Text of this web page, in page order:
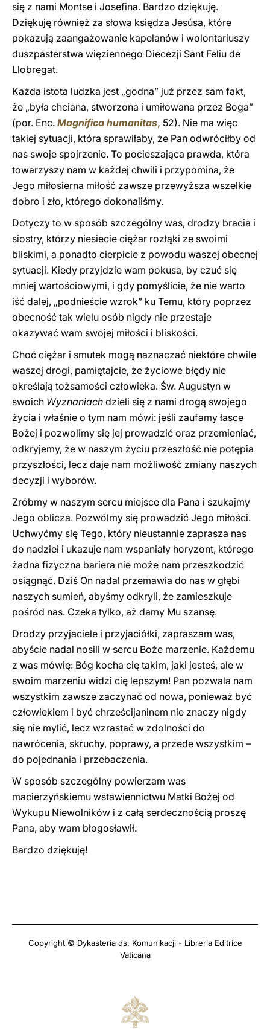
się z nami Montse i Josefina. Bardzo dziękuję.
Dziękuję również za słowa księdza Jesúsa, które
pokazują zaangażowanie kapelanów i wolontariuszy
duszpasterstwa więziennego Diecezji Sant Feliu de
Llobregat.
Każda istota ludzka jest „godna” już przez sam fakt,
że „była chciana, stworzona i umiłowana przez Boga”
(por. Enc. Magnifica humanitas, 52). Nie ma więc
takiej sytuacji, która sprawiłaby, że Pan odwróciłby od
nas swoje spojrzenie. To pocieszająca prawda, która
towarzyszy nam w każdej chwili i przypomina, że
Jego miłosierna miłość zawsze przewyższa wszelkie
dobro i zło, którego dokonaliśmy.
Dotyczy to w sposób szczególny was, drodzy bracia i
siostry, którzy niesiecie ciężar rozłąki ze swoimi
bliskimi, a ponadto cierpicie z powodu waszej obecnej
sytuacji. Kiedy przyjdzie wam pokusa, by czuć się
mniej wartościowymi, i gdy pomyślicie, że nie warto
iść dalej, „podnieście wzrok” ku Temu, który poprzez
obecność tak wielu osób nigdy nie przestaje
okazywać wam swojej miłości i bliskości.
Choć ciężar i smutek mogą naznaczać niektóre chwile
waszej drogi, pamiętajcie, że życiowe błędy nie
określają tożsamości człowieka. Św. Augustyn w
swoich Wyznaniach dzieli się z nami drogą swojego
życia i właśnie o tym nam mówi: jeśli zaufamy łasce
Bożej i pozwolimy się jej prowadzić oraz przemieniać,
odkryjemy, że w naszym życiu przeszłość nie potępia
przyszłości, lecz daje nam możliwość zmiany naszych
decyzji i wyborów.
Zróbmy w naszym sercu miejsce dla Pana i szukajmy
Jego oblicza. Pozwólmy się prowadzić Jego miłości.
Uchwyćmy się Tego, który nieustannie zaprasza nas
do nadziei i ukazuje nam wspaniały horyzont, którego
żadna fizyczna bariera nie może nam przeszkodzić
osiągnąć. Dziś On nadal przemawia do nas w głębi
naszych sumień, abyśmy odkryli, że zamieszkuje
pośród nas. Czeka tylko, aż damy Mu szansę.
Drodzy przyjaciele i przyjaciółki, zapraszam was,
abyście nadal nosili w sercu Boże marzenie. Każdemu
z was mówię: Bóg kocha cię takim, jaki jesteś, ale w
swoim marzeniu widzi cię lepszym! Pan pozwala nam
wszystkim zawsze zaczynać od nowa, ponieważ być
człowiekiem i być chrześcijaninem nie znaczy nigdy
się nie mylić, lecz wzrastać w zdolności do
nawrócenia, skruchy, poprawy, a przede wszystkim –
do pojednania i przebaczenia.
W sposób szczególny powierzam was
macierzyńskiemu wstawiennictwu Matki Bożej od
Wykupu Niewolników i z całą serdecznością proszę
Pana, aby wam błogosławił.
Bardzo dziękuję!
Copyright © Dykasteria ds. Komunikacji - Libreria Editrice
Vaticana